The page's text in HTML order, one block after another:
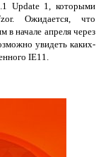
Update 1, которыми
Ожидается, что
в начале апреля через
увидеть каких-
IE11.